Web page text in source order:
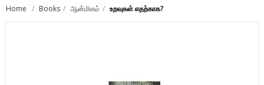
Home Books ஆன்மிகம் உறவுகள் எதற்காக?